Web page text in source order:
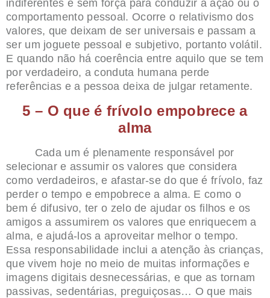
indiferentes e sem força para conduzir a ação ou o
comportamento pessoal. Ocorre o relativismo dos
valores, que deixam de ser universais e passam a
ser um joguete pessoal e subjetivo, portanto volátil.
E quando não há coerência entre aquilo que se tem
por verdadeiro, a conduta humana perde
referências e a pessoa deixa de julgar retamente.
5 – O que é frívolo empobrece a
alma
Cada um é plenamente responsável por
selecionar e assumir os valores que considera
como verdadeiros, e afastar-se do que é frívolo, faz
perder o tempo e empobrece a alma. E como o
bem é difusivo, ter o zelo de ajudar os filhos e os
amigos a assumirem os valores que enriquecem a
alma, e ajudá-los a aproveitar melhor o tempo.
Essa responsabilidade inclui a atenção às crianças,
que vivem hoje no meio de muitas informações e
imagens digitais desnecessárias, e que as tornam
passivas, sedentárias, preguiçosas… O que mais